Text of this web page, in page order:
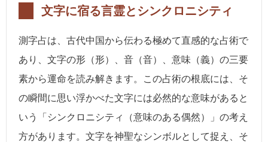
文字に宿る言霊とシンクロニシティ
測字占は、古代中国から伝わる極めて直感的な占術で
あり、文字の形（形）、音（音）、意味（義）の三要
素から運命を読み解きます。この占術の根底には、そ
の瞬間に思い浮かべた文字には必然的な意味があると
いう「シンクロニシティ（意味のある偶然）」の考え
方があります。文字を神聖なシンボルとして捉え、そ